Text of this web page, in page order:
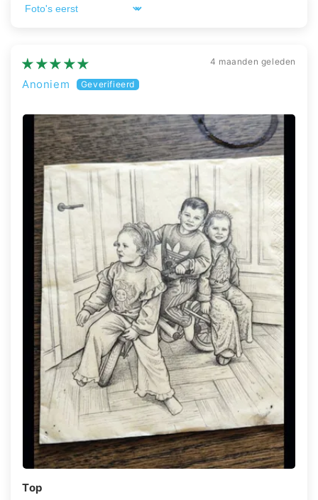
Sort by
4 maanden geleden
Anoniem
Top